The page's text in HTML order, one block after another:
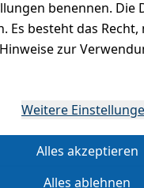
benennen.
besteht das
zur
Weitere
Alles akzeptieren
Alles ablehnen